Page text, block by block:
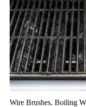
Wire Brushes. Boiling